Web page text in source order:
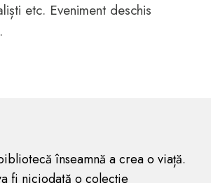
etc. Eveniment deschis
înseamnă a crea o viață.
fi niciodată o colecție